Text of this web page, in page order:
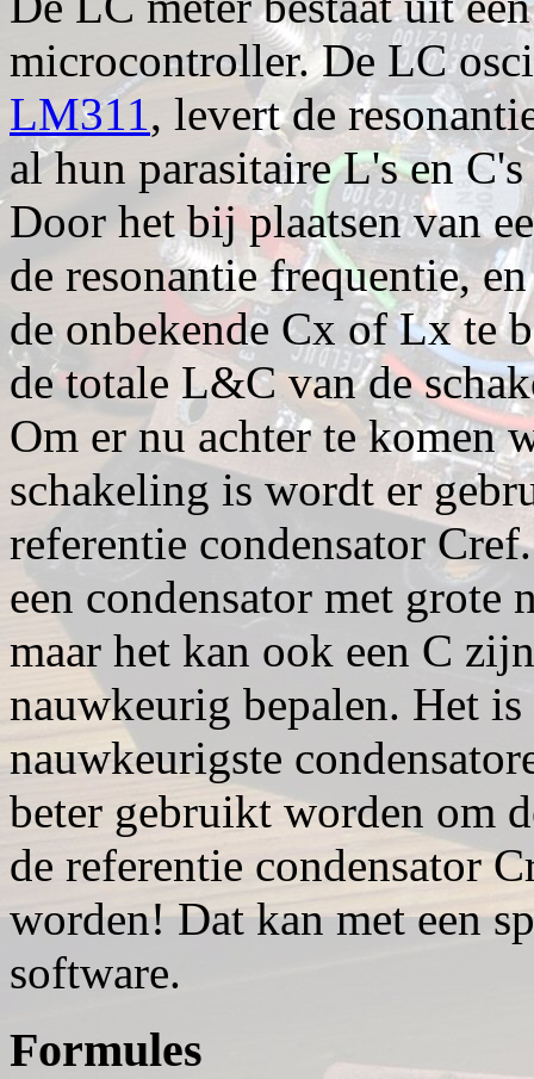
microcontroller. De LC
LM311, levert de
al hun parasitaire L's en
Door het bij plaatsen van
de resonantie frequentie,
de onbekende Cx of Lx te
de totale L&C van de
Om er nu achter te komen
schakeling is wordt er
referentie condensator
een condensator met
maar het kan ook een C
nauwkeurig bepalen. Het
nauwkeurigste
beter gebruikt worden om
de referentie condensator
worden! Dat kan met een
software.
Formules